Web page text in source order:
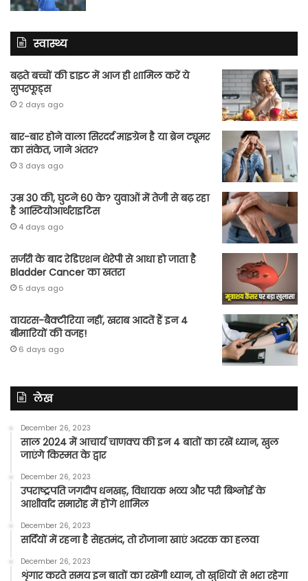
स्वास्थ्य
बढ़ते बच्चों की डाइट में आज ही शामिल करें ये
सुपरफूड्स
2 days ago
बार-बार होने वाला सिरदर्द माइग्रेन है या ब्रेन ट्यूमर
का संकेत, जाने अंतर?
3 days ago
उम्र 30 की, घुटने 60 के? युवाओं में तेजी से बढ़ रहा
है आस्टियोआर्थराइटिस
4 days ago
सर्जरी के बाद रेडिएशन थेरेपी से आधा हो जाता है
Bladder Cancer का खतरा
5 days ago
वायरस-बैक्टीरिया नहीं, खराब आदतें हैं इन 4
बीमारियों की वजह!
6 days ago
लेख
December 26, 2023
साल 2024 में आचार्य चाणक्य की इन 4 बातों का रखें ध्यान, खुल
जाएंगे किस्मत के द्वार
December 26, 2023
उपराष्ट्रपति जगदीप धनखड़, विधायक भव्य और परी बिश्नोई के
आशीर्वाद समारोह में होंगे शामिल
December 26, 2023
सर्दियों में रहना है सेहतमंद, तो रोजाना खाएं अदरक का हलवा
December 26, 2023
शृंगार करते समय इन बातों का रखेंगी ध्यान, तो खुशियों से भरा रहेगा